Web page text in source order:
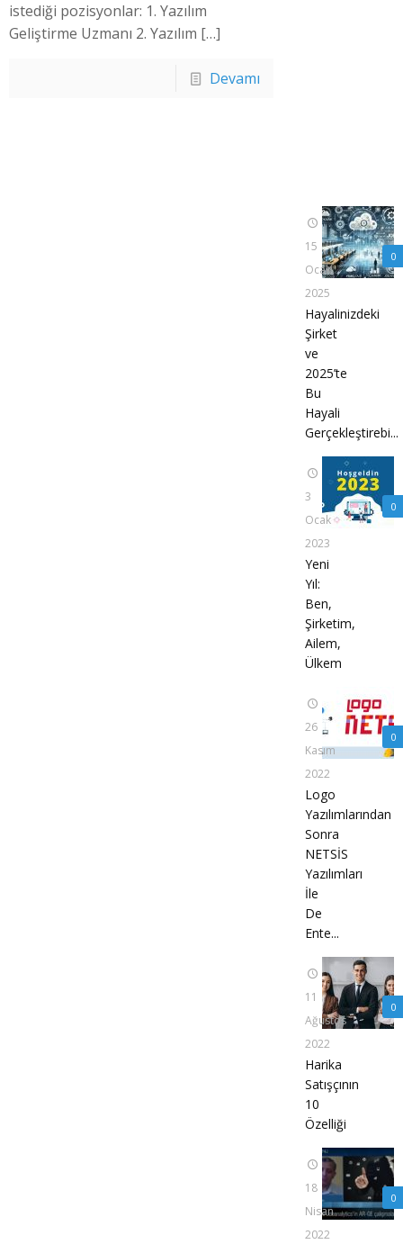
istediği pozisyonlar: 1. Yazılım
Geliştirme Uzmanı 2. Yazılım […]
Devamı
0
15
Ocak
2025
Hayalinizdeki
Şirket
ve
2025’te
Bu
Hayali
Gerçekleştirebi...
0
3
Ocak
2023
Yeni
Yıl:
Ben,
Şirketim,
Ailem,
Ülkem
0
26
Kasım
2022
Logo
Yazılımlarından
Sonra
NETSİS
Yazılımları
İle
De
Ente...
0
11
Ağustos
2022
Harika
Satışçının
10
Özelliği
0
18
Nisan
2022